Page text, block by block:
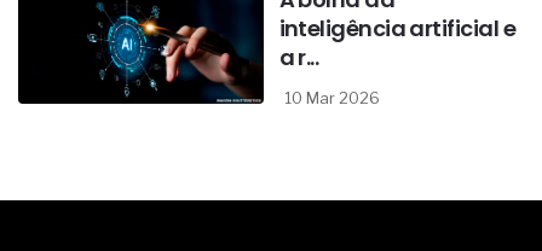
inteligência artificial e
a r...
10 Mar 2026